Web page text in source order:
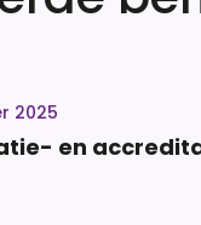
2025
en